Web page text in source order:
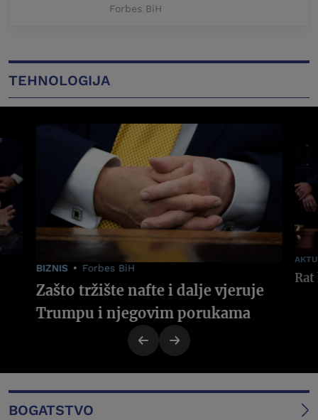
Forbes BiH
TEHNOLOGIJA
BIZNIS Forbes BiH
Zašto tržište nafte i dalje vjeruje
Trumpu i njegovim porukama
BOGATSTVO